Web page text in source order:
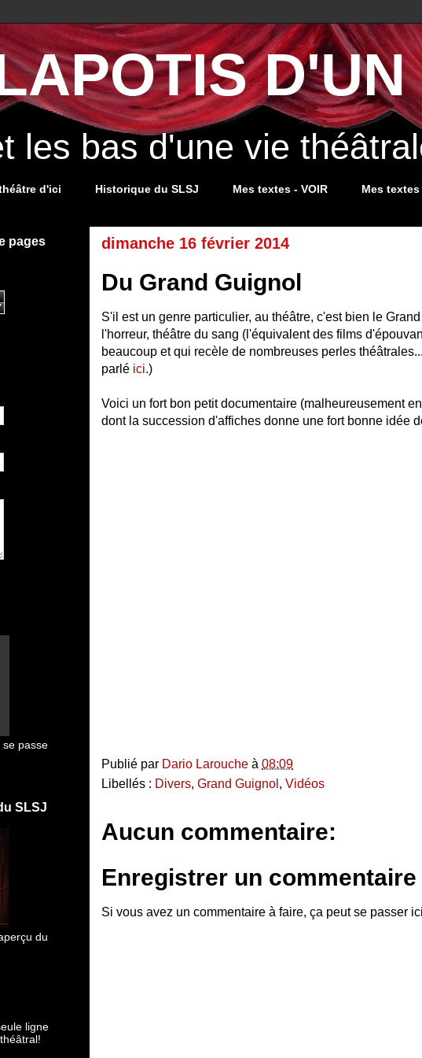
D'UN
les bas d'une vie
d'ici Historique du SLSJ Mes textes - VOIR Mes
dimanche 16 février 2014
Du Grand Guignol
S'il est un genre particulier, au théâtre, c'est bien le
l'horreur, théâtre du sang (l'équivalent des films
beaucoup et qui recèle de nombreuses perles
parlé ici.)
Voici un fort bon petit documentaire (malheureusement
dont la succession d'affiches donne une fort bonne idée
Publié par Dario Larouche à 08:09
Libellés : Divers, Grand Guignol , Vidéos
Aucun commentaire:
Enregistrer un commentaire
Si vous avez un commentaire à faire, ça peut se passer
pages
se passe
SLSJ
du
ligne